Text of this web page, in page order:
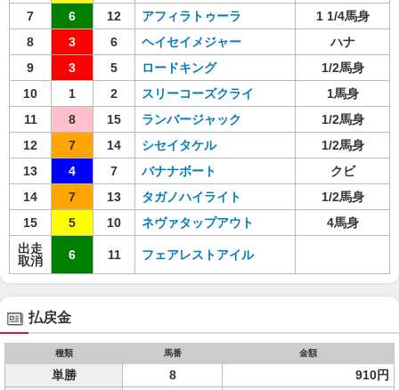
7
6 12 アフィラトゥーラ
1 1/4馬身
8
3 6 ヘイセイメジャー
ハナ
9
3 5 ロードキング
1/2馬身
10
1 2 スリーコーズクライ
1馬身
11
8 15 ランバージャック
1/2馬身
12
7 14 シセイタケル
1/2馬身
13
4 7 バナナボート
クビ
14
7 13 タガノハイライト
1/2馬身
15
5 10 ネヴァタップアウト
4馬身
出走
取消
6 11 フェアレストアイル
払戻金
種類 馬番 金額
単勝 8 910円